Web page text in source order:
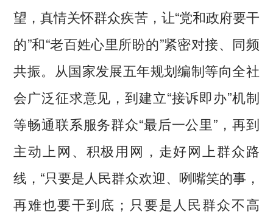
望，真情关怀群众疾苦，让“党和政府要干
的”和“老百姓心里所盼的”紧密对接、同频
共振。从国家发展五年规划编制等向全社
会广泛征求意见，到建立“接诉即办”机制
等畅通联系服务群众“最后一公里”，再到
主动上网、积极用网，走好网上群众路
线，“只要是人民群众欢迎、咧嘴笑的事，
再难也要干到底；只要是人民群众不高